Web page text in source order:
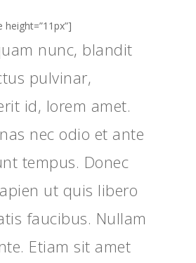
height=”11px”]
nunc, blandit
pulvinar,
id, lorem amet.
nec odio et ante
tempus. Donec
ut quis libero
faucibus. Nullam
Etiam sit amet